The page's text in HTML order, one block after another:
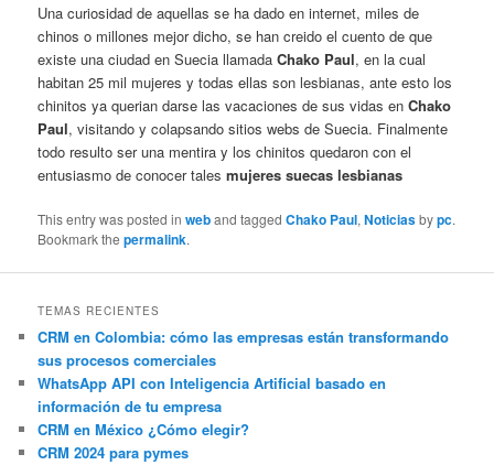
Una curiosidad de aquellas se ha dado en internet, miles de
chinos o millones mejor dicho, se han creido el cuento de que
existe una ciudad en Suecia llamadaChako Paul, en la cual
habitan 25 mil mujeres y todas ellas son lesbianas, ante esto los
chinitos ya querian darse las vacaciones de sus vidas enChako
Paul, visitando y colapsando sitios webs de Suecia. Finalmente
todo resulto ser una mentira y los chinitos quedaron con el
entusiasmo de conocer talesmujeres suecas lesbianas
This entry was posted inweband taggedChako Paul,Noticiasbypc.
Bookmark thepermalink.
TEMAS RECIENTES
CRM en Colombia: cómo las empresas están transformando
sus procesos comerciales
WhatsApp API con Inteligencia Artificial basado en
información de tu empresa
CRM en México ¿Cómo elegir?
CRM 2024 para pymes